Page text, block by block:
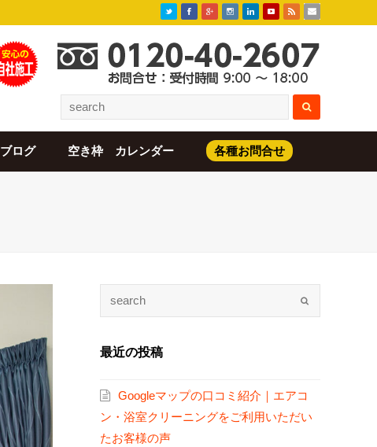
ブログ 空き枠 カレンダー 各種お問合せ
最近の投稿
Googleマップの口コミ紹介｜エアコ
ン・浴室クリーニングをご利用いただい
たお客様の声